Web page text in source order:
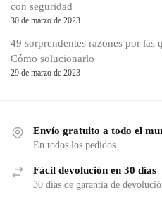
con seguridad
30 de marzo de 2023
49 sorprendentes razones por
Cómo solucionarlo
29 de marzo de 2023
Envío gratuito a todo el
En todos los pedidos
Fácil devolución en 30 días
30 días de garantía de